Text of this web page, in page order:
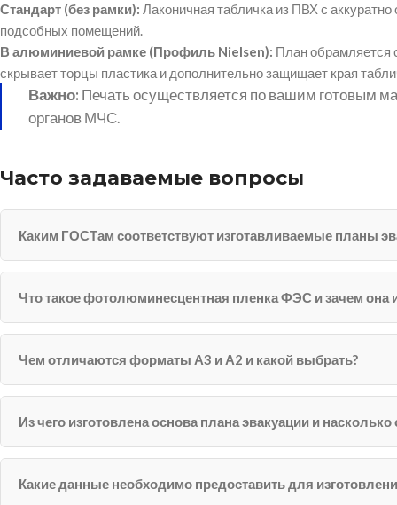
Стандарт (без рамки): Лаконичная табличка из ПВХ с
подсобных помещений.
В алюминиевой рамке (Профиль Nielsen): План обрамляется
скрывает торцы пластика и дополнительно защищает края
Важно: Печать осуществляется по вашим готовым
органов МЧС.
Часто задаваемые вопросы
Каким ГОСТам соответствуют изготавливаемые планы
Что такое фотолюминесцентная пленка ФЭС и зачем она
Чем отличаются форматы А3 и А2 и какой выбрать?
Из чего изготовлена основа плана эвакуации и насколько
Какие данные необходимо предоставить для